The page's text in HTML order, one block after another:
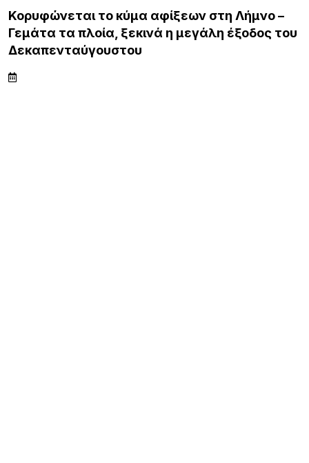
Κορυφώνεται το κύμα αφίξεων στη Λήμνο –
Γεμάτα τα πλοία, ξεκινά η μεγάλη έξοδος του
Δεκαπενταύγουστου